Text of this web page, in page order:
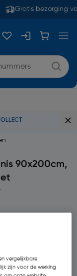
Gratis bezorging
90x200cm,
vergelijkbare
zijn voor de werking